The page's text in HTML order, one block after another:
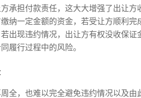
承担付款责任，这大大增强了出让方
纳一定金额的资金，若受让方顺利完
出现违约情况，出让方有权没收保证
履行过程中的风险。
全，也难以完全避免违约情况以及由